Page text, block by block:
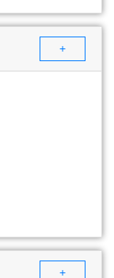
+
+